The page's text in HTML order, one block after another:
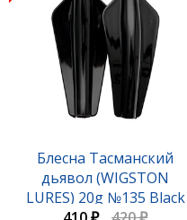
Блесна Тасманский
дьявол (WIGSTON
LURES) 20g №135 Black